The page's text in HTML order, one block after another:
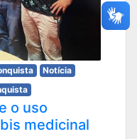
Notícia
o uso
medicinal